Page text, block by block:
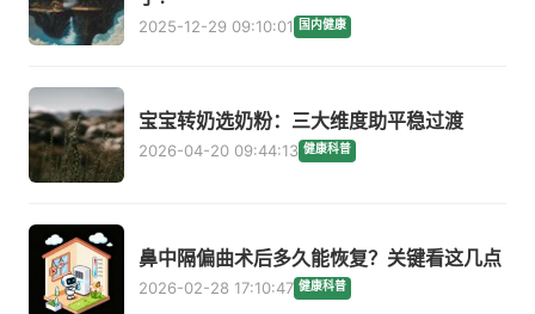
2025-12-29 09:10:01 国内健康
宝宝转奶选奶粉：三大维度助平稳过渡
2026-04-20 09:44:13 健康科普
鼻中隔偏曲术后多久能恢复？关键看这几点
2026-02-28 17:10:47 健康科普